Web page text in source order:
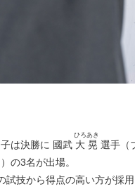
は決勝に 國武 大晃
ひろあき
選手（
の3名が出場。
試技から得点の高い方が採